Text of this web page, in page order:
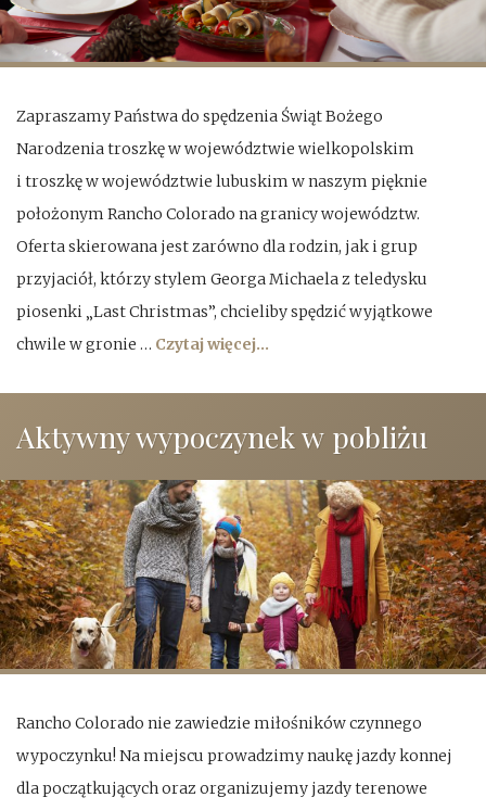
j
t
o
Zapraszamy Państwa do spędzenia Świąt Bożego
Narodzenia troszkę w województwie wielkopolskim
i troszkę w województwie lubuskim w naszym pięknie
położonym Rancho Colorado na granicy województw.
Oferta skierowana jest zarówno dla rodzin, jak i grup
przyjaciół, którzy stylem Georga Michaela z teledysku
piosenki „Last Christmas”, chcieliby spędzić wyjątkowe
chwile w gronie … Czytaj więcej...
Aktywny wypoczynek w pobliżu
Rancho Colorado nie zawiedzie miłośników czynnego
wypoczynku! Na miejscu prowadzimy naukę jazdy konnej
dla początkujących oraz organizujemy jazdy terenowe